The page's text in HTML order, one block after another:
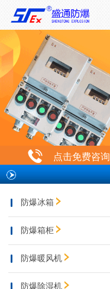
点击免费咨询
防爆冰箱
防爆箱柜
防爆暖风机
防爆除湿机